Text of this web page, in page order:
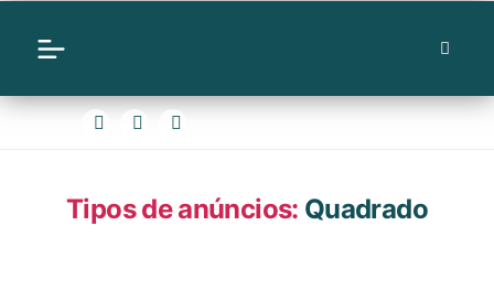
Tipos de anúncios: Quadrado